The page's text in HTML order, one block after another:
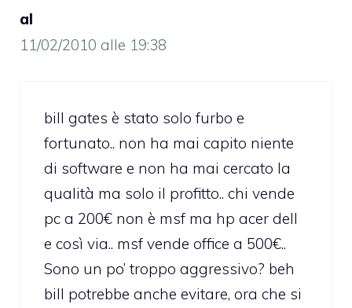
al
11/02/2010 alle 19:38
bill gates è stato solo furbo e
fortunato.. non ha mai capito niente
di software e non ha mai cercato la
qualità ma solo il profitto.. chi vende
pc a 200€ non è msf ma hp acer dell
e così via.. msf vende office a 500€..
Sono un po’ troppo aggressivo? beh
bill potrebbe anche evitare, ora che si